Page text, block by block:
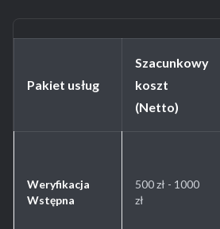
Pakiet usług
Szacunkowy
koszt
(Netto)
Weryfikacja
Wstępna
500 zł - 1000
zł